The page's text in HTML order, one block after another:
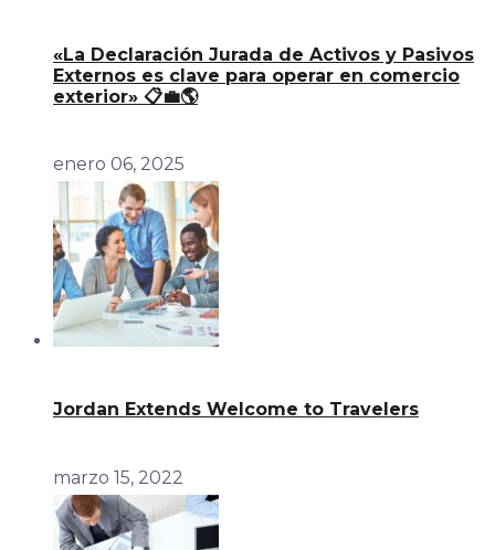
«La Declaración Jurada de Activos y Pasivos
Externos es clave para operar en comercio
exterior» 📋💼🌎
enero 06, 2025
Jordan Extends Welcome to Travelers
marzo 15, 2022